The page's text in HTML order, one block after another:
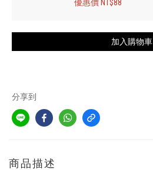
優惠價 NT$88
加入購物車
分享到
商品描述